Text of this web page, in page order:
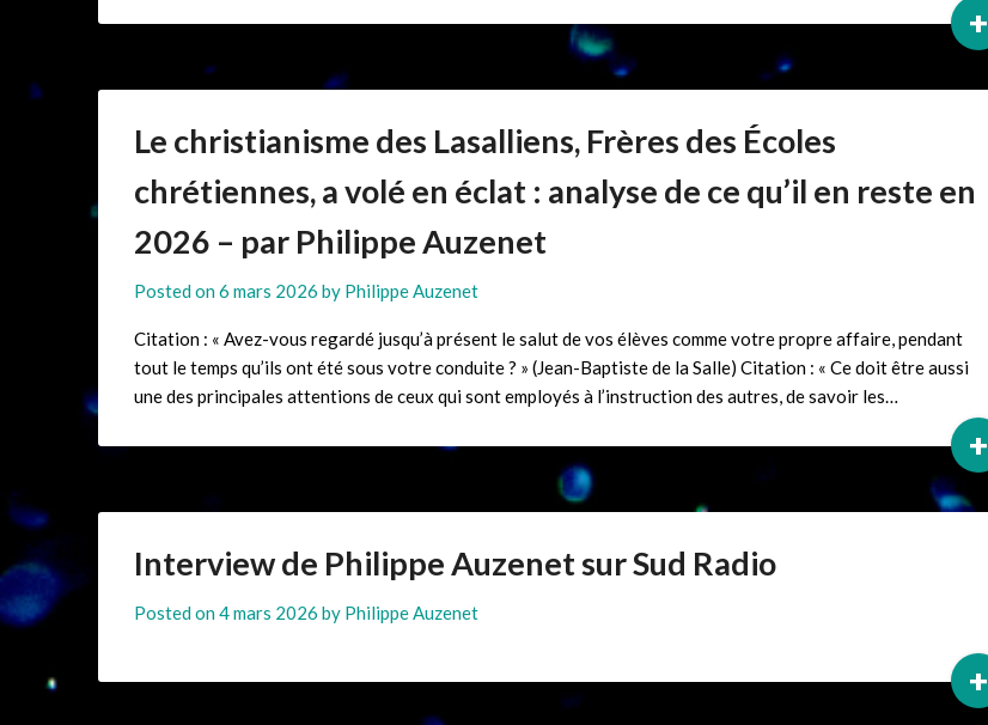
+
Le christianisme des Lasalliens, Frères des Écoles
chrétiennes, a volé en éclat : analyse de ce qu’il en reste en
2026 – par Philippe Auzenet
Posted on6 mars 2026 by Philippe Auzenet
Citation : « Avez-vous regardé jusqu’à présent le salut de vos élèves comme votre propre affaire, pendant
tout le temps qu’ils ont été sous votre conduite ? » (Jean-Baptiste de la Salle) Citation : « Ce doit être aussi
une des principales attentions de ceux qui sont employés à l’instruction des autres, de savoir les…
+
Interview de Philippe Auzenet sur Sud Radio
Posted on4 mars 2026 by Philippe Auzenet
+